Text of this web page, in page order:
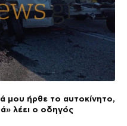
μου ήρθε το αυτοκίνητο,
λέει ο οδηγός